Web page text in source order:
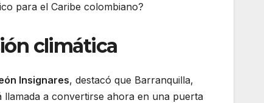
para el Caribe colombiano?
climática
Insignares, destacó que Barranquilla,
a convertirse ahora en una puerta